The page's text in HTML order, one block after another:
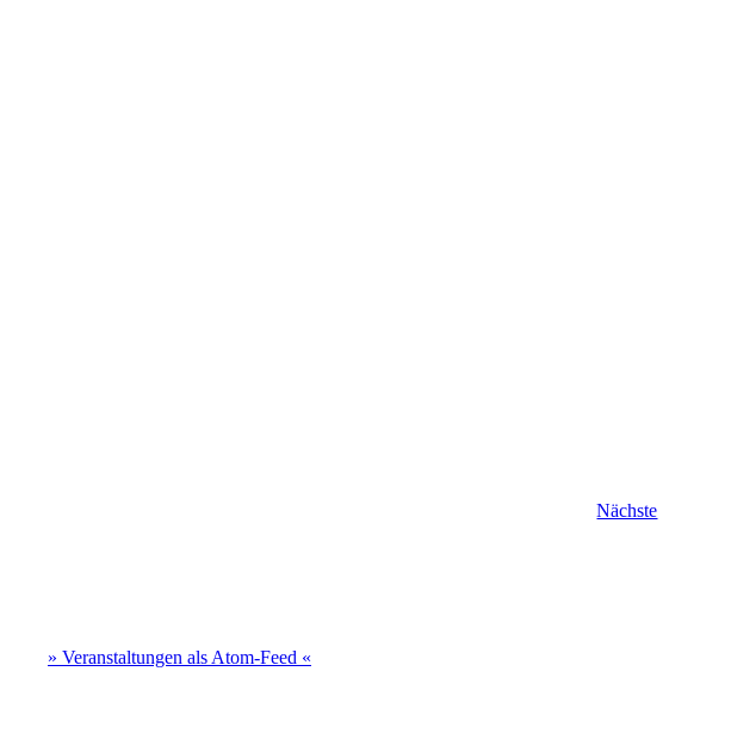
Nächste
» Veranstaltungen als Atom-Feed «